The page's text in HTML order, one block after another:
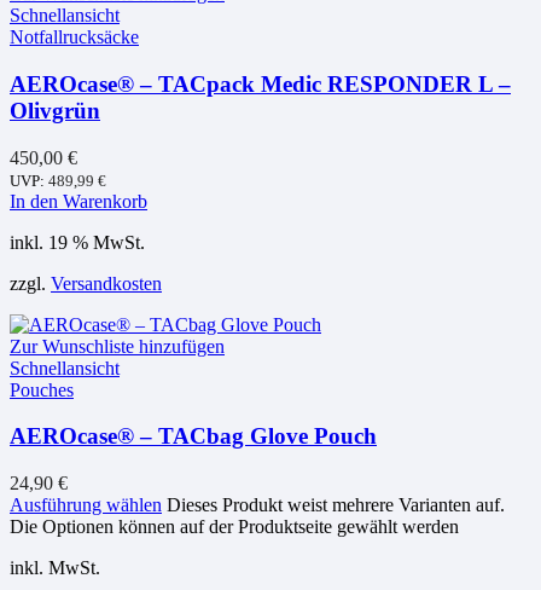
Schnellansicht
Notfallrucksäcke
AEROcase® – TACpack Medic RESPONDER L –
Olivgrün
450,00 €
UVP: 489,99 €
In den Warenkorb
inkl. 19 % MwSt.
zzgl. Versandkosten
Zur Wunschliste hinzufügen
Schnellansicht
Pouches
AEROcase® – TACbag Glove Pouch
24,90 €
Ausführung wählen Dieses Produkt weist mehrere Varianten auf.
Die Optionen können auf der Produktseite gewählt werden
inkl. MwSt.